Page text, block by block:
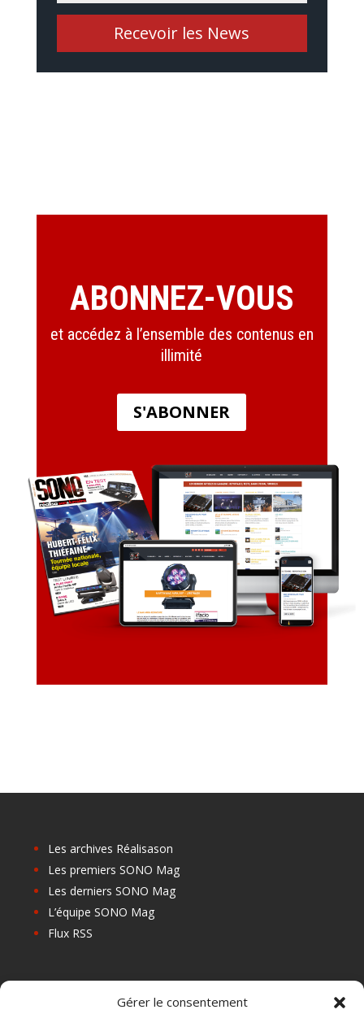
Gérer le consentement
Recevoir les News
ABONNEZ-VOUS
et accédez à l’ensemble des contenus en
illimité
S'ABONNER
Les archives Réalisason
Les premiers SONO Mag
Les derniers SONO Mag
L’équipe SONO Mag
Flux RSS